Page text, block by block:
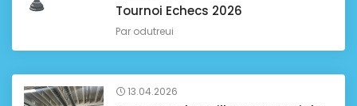
Tournoi Echecs 2026
Par odutreui
13.04.2026